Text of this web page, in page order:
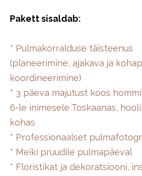
Pakett sisaldab:
* Pulmakorralduse täisteenus
(planeerimine, ajakava ja
koordineerimine)
* 3 päeva majutust koos
6-le inimesele Toskaanas,
kohas
* Professionaalset
* Meiki pruudile pulmapäeval
* Floristikat ja dekoratsiooni,